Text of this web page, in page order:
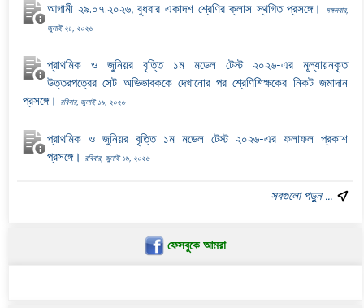
আগামী ২৯.০৭.২০২৬, বুধবার একাদশ শ্রেণির ক্লাস স্থগিত প্রসঙ্গে।
মঙ্গলবার,
জুলাই ২৮, ২০২৬
প্রাথমিক ও জুনিয়র বৃত্তি ১ম মডেল টেস্ট ২০২৬-এর মূল্যায়নকৃত
উত্তরপত্রের সেট অভিভাবককে দেখানোর পর শ্রেণিশিক্ষকের নিকট জমাদান
প্রসঙ্গে।
রবিবার, জুলাই ১৯, ২০২৬
প্রাথমিক ও জুনিয়র বৃত্তি ১ম মডেল টেস্ট ২০২৬-এর ফলাফল প্রকাশ
প্রসঙ্গে।
রবিবার, জুলাই ১৯, ২০২৬
সবগুলো পড়ুন ...
ফেসবুকে আমরা